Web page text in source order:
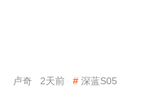
卢奇 2天前 # 深蓝S05